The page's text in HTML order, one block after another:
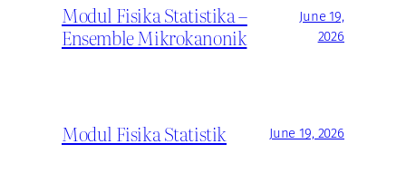
Modul Fisika Statistika –
Ensemble Mikrokanonik
June 19,
2026
Modul Fisika Statistik June 19, 2026